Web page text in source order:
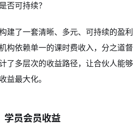
否可持续？
建了一套清晰、多元、可持续的盈利
构依赖单一的课时费收入，分之道督
了多层次的收益路径，让合伙人能够
益最大化。
学员会员收益